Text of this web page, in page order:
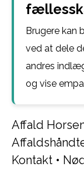
Brugere kan
ved at dele
andres
og vise
Affald
Kontakt •